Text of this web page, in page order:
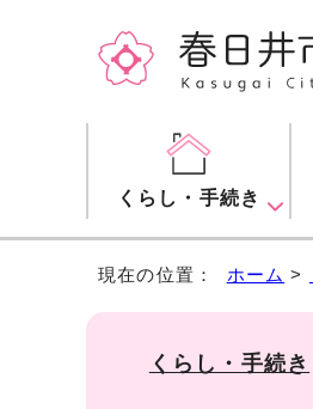
くらし・手続き
現在の位置： ホーム >
くらし・手続き